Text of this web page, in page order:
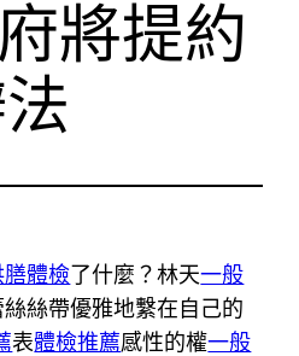
將提約
體檢了什麼？林天一般
絲帶優雅地繫在自己的
表體檢推薦感性的權一般